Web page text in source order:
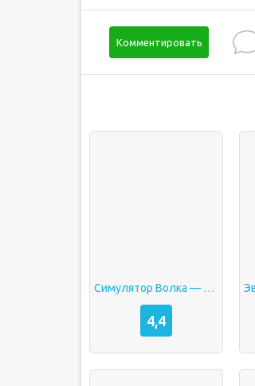
Комментировать
Симулятор Волка — Эволюция Диких Животных взлом Много денег
4,4